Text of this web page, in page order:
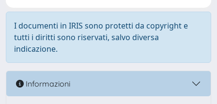
I documenti in IRIS sono protetti da copyright e
tutti i diritti sono riservati, salvo diversa
indicazione.
Informazioni